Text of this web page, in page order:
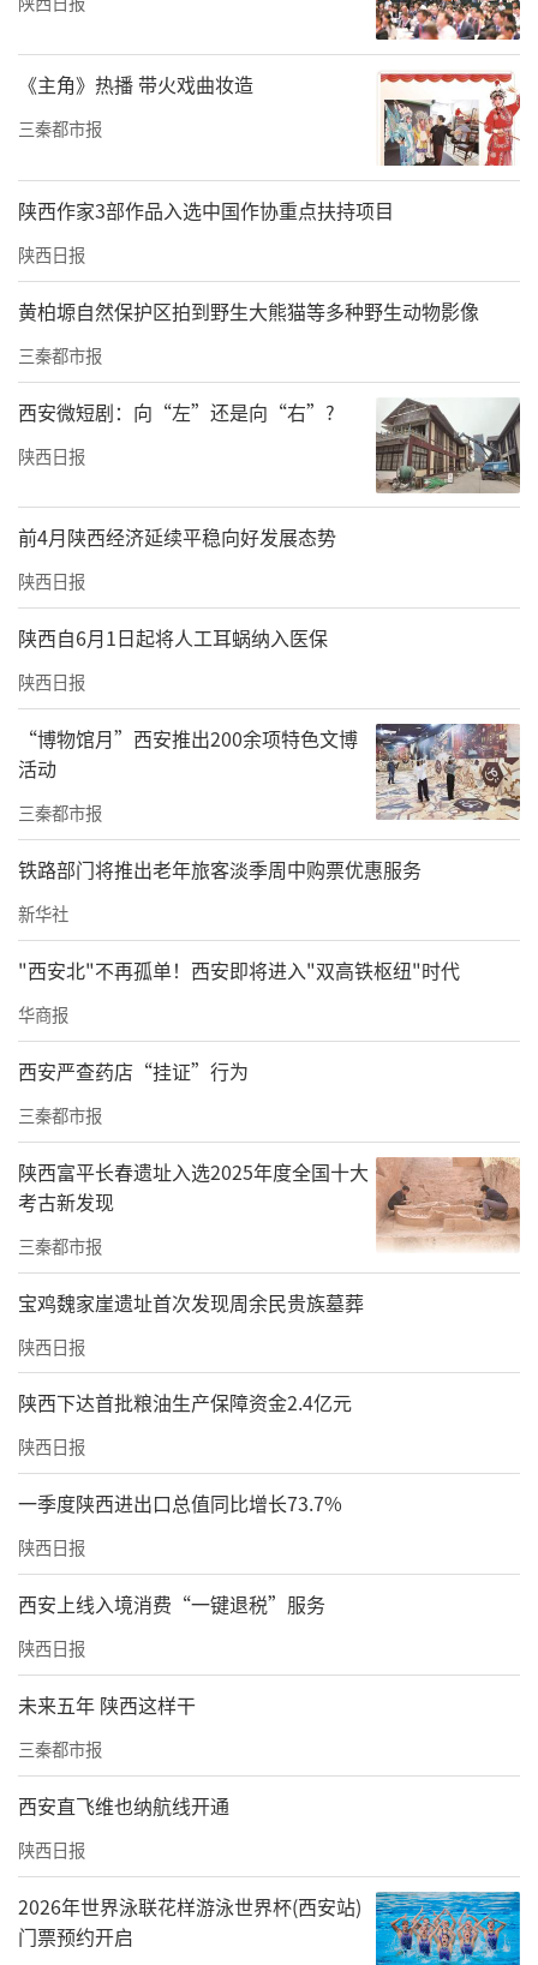
《主角》热播 带火戏曲妆造
三秦都市报
陕西作家3部作品入选中国作协重点扶持项目
陕西日报
黄柏塬自然保护区拍到野生大熊猫等多种野生动物影像
三秦都市报
西安微短剧：向“左”还是向“右”?
陕西日报
前4月陕西经济延续平稳向好发展态势
陕西日报
陕西自6月1日起将人工耳蜗纳入医保
陕西日报
“博物馆月”西安推出200余项特色文博
活动
三秦都市报
铁路部门将推出老年旅客淡季周中购票优惠服务
新华社
"西安北"不再孤单！西安即将进入"双高铁枢纽"时代
华商报
西安严查药店“挂证”行为
三秦都市报
陕西富平长春遗址入选2025年度全国十大
考古新发现
三秦都市报
宝鸡魏家崖遗址首次发现周余民贵族墓葬
陕西日报
陕西下达首批粮油生产保障资金2.4亿元
陕西日报
一季度陕西进出口总值同比增长73.7%
陕西日报
西安上线入境消费“一键退税”服务
陕西日报
未来五年 陕西这样干
三秦都市报
西安直飞维也纳航线开通
陕西日报
2026年世界泳联花样游泳世界杯(西安站)
门票预约开启